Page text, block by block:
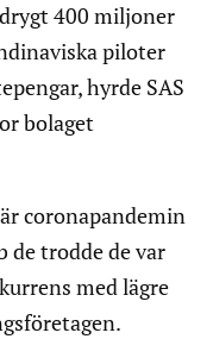
400 miljoner
piloter
hyrde SAS
bolaget
coronapandemin
de trodde de var
med lägre